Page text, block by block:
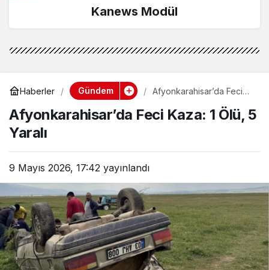
Kanews Modül
Haberler Gündem
Afyonkarahisar’da Feci
Afyonkarahisar’da Feci Kaza: 1 Ölü, 5
Yaralı
9 Mayıs 2026, 17:42 yayınlandı